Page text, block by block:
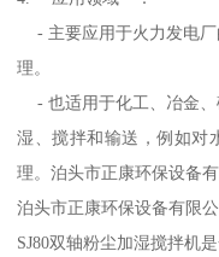
- 主要应用于火力发电厂
理。
- 也适用于化工、冶金、
湿、搅拌和输送，例如对
理。泊头市正康环保设备
泊头市正康环保设备有限
SJ80双轴粉尘加湿搅拌机